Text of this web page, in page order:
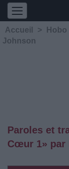
Accueil >
Johnson
Paroles et
Cœur 1» par